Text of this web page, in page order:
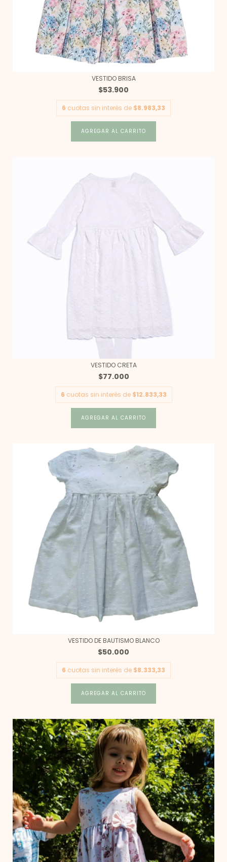
VESTIDO BRISA
$53.900
6 cuotas sin interés de $8.983,33
AGREGAR AL CARRITO
VESTIDO CRETA
$77.000
6 cuotas sin interés de $12.833,33
AGREGAR AL CARRITO
VESTIDO DE BAUTISMO BLANCO
$50.000
6 cuotas sin interés de $8.333,33
AGREGAR AL CARRITO